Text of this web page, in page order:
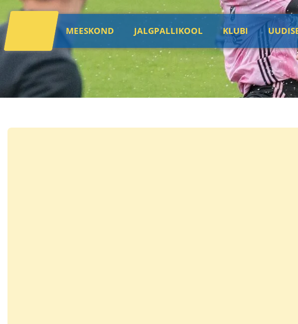
MEESKOND JALGPALLIKOOL KLUBI